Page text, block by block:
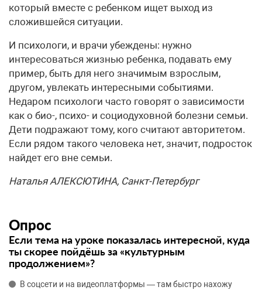
который вместе с ребенком ищет выход из
сложившейся ситуации.
И психологи, и врачи убеждены: нужно
интересоваться жизнью ребенка, подавать ему
пример, быть для него значимым взрослым,
другом, увлекать интересными событиями.
Недаром психологи часто говорят о зависимости
как о био-, психо- и социодуховной болезни семьи.
Дети подражают тому, кого считают авторитетом.
Если рядом такого человека нет, значит, подросток
найдет его вне семьи.
Наталья АЛЕКСЮТИНА, Санкт-Петербург
Опрос
Если тема на уроке показалась интересной, куда
ты скорее пойдёшь за «культурным
продолжением»?
В соцсети и на видеоплатформы — там быстро нахожу